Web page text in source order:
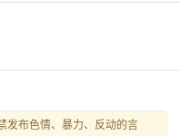
发布色情、暴力、反动的言